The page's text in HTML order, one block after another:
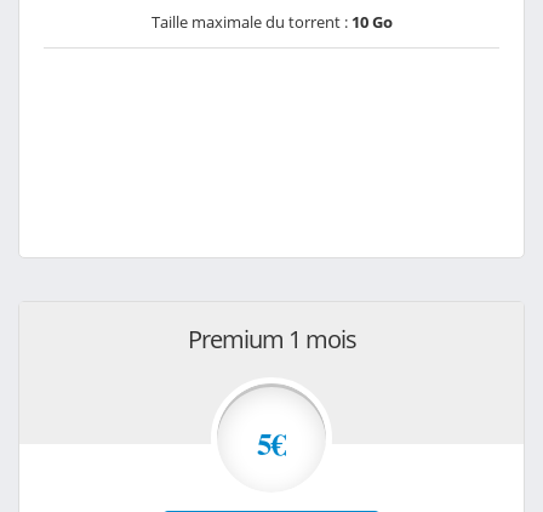
Taille maximale du torrent : 10 Go
Premium 1 mois
5€